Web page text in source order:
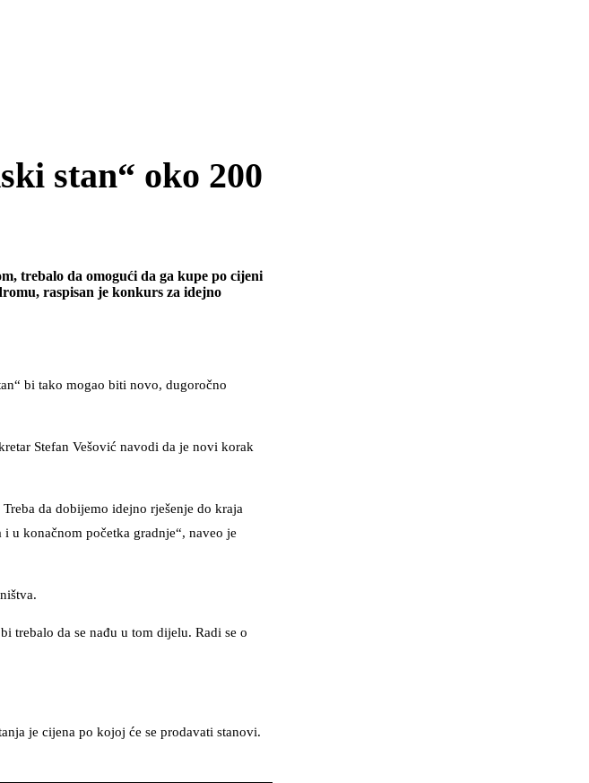
stan“ oko 200
trebalo da omogući da ga kupe po cijeni
raspisan je konkurs za idejno
bi tako mogao biti novo, dugoročno
Stefan Vešović navodi da je novi korak
da dobijemo idejno rješenje do kraja
u konačnom početka gradnje“, naveo je
trebalo da se nađu u tom dijelu. Radi se o
je cijena po kojoj će se prodavati stanovi.